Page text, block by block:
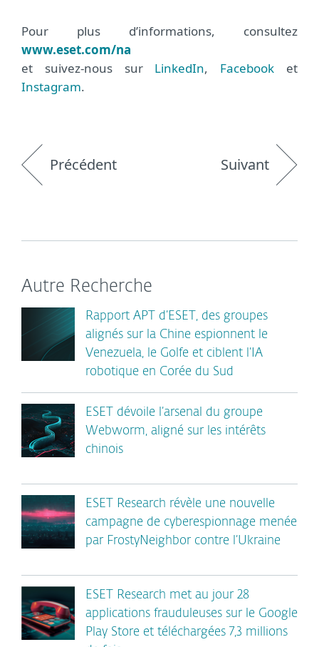
Pour plus d’informations, consultez
www.eset.com/na
et suivez-nous sur LinkedIn, Facebook et
Instagram.
Précédent Suivant
Autre Recherche
Rapport APT d’ESET, des groupes
alignés sur la Chine espionnent le
Venezuela, le Golfe et ciblent l’IA
robotique en Corée du Sud
ESET dévoile l’arsenal du groupe
Webworm, aligné sur les intérêts
chinois
ESET Research révèle une nouvelle
campagne de cyberespionnage menée
par FrostyNeighbor contre l’Ukraine
ESET Research met au jour 28
applications frauduleuses sur le Google
Play Store et téléchargées 7,3 millions